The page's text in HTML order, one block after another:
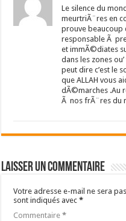
Le silence du
meurtriÃ¨res en
prouve beaucoup
responsable Ã
et immÃ©diates
dans les zones
peut dire c’est le
que ALLAH vous
dÃ©marches .Au
Ã nos frÃ¨res du
Laisser un commentaire
Votre adresse e-mail ne sera
sont indiqués avec*
Commentaire*